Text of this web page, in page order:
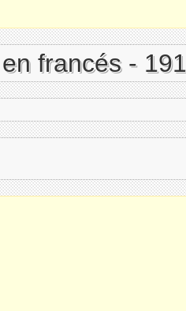
francés -